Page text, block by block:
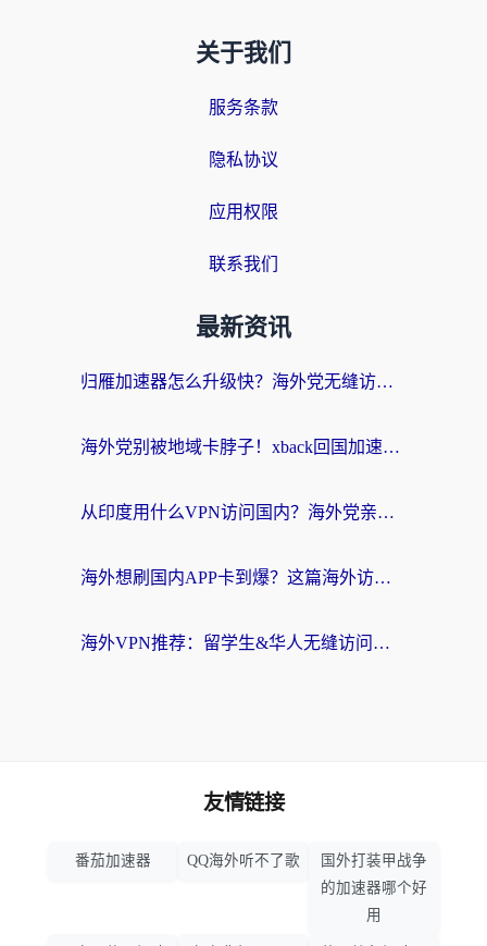
关于我们
服务条款
隐私协议
应用权限
联系我们
最新资讯
归雁加速器怎么升级快？海外党无缝访问国内资源的全攻略（附免费VPN推荐Dcard热门款）
海外党别被地域卡脖子！xback回国加速器选择全攻略，轻松刷剧玩国服
从印度用什么VPN访问国内？海外党亲测的无缝回国上网指南
海外想刷国内APP卡到爆？这篇海外访问国内服务器加速指南帮你解决所有问题
海外VPN推荐：留学生&华人无缝访问国内资源的避坑指南
友情链接
番茄加速器 QQ海外听不了歌
国外打装甲战争
的加速器哪个好
用